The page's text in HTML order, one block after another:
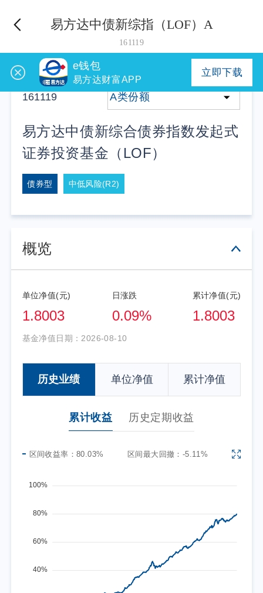
易方达中债新综指（LOF）A
161119
161119 A类份额
易方达中债新综合债券指数发起式
证券投资基金（LOF）
债券型 中低风险(R2)
概览
单位净值(元)
1.8003
日涨跌
0.09%
累计净值(元)
1.8003
基金净值日期： 2026-08-10
历史业绩 单位净值 累计净值
累计收益 历史定期收益
区间收益率： 80.03% 区间最大回撤： -5.11%
e钱包
易方达财富APP
立即下载